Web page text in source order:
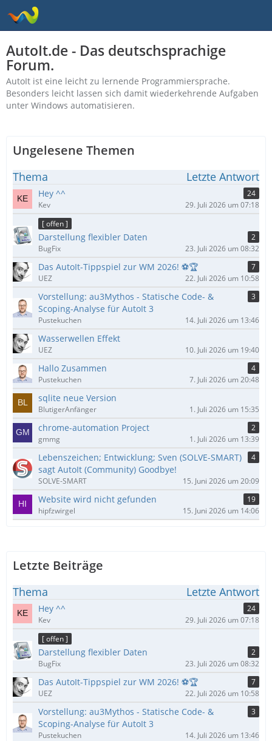
AutoIt.de - Das deutschsprachige
Forum.
AutoIt ist eine leicht zu lernende Programmiersprache.
Besonders leicht lassen sich damit wiederkehrende Aufgaben
unter Windows automatisieren.
Ungelesene Themen
Thema Letzte Antwort
Hey ^^
24
Kev
29. Juli 2026 um 07:18
[ offen ]
Darstellung flexibler Daten
2
BugFix
23. Juli 2026 um 08:32
Das AutoIt-Tippspiel zur WM 2026! ⚽🏆
7
UEZ
22. Juli 2026 um 10:58
Vorstellung: au3Mythos - Statische Code- &
Scoping-Analyse für AutoIt 3
3
Pustekuchen 14. Juli 2026 um 13:46
Wasserwellen Effekt
UEZ 10. Juli 2026 um 19:40
Hallo Zusammen
4
Pustekuchen
7. Juli 2026 um 20:48
sqlite neue Version
BlutigerAnfänger 1. Juli 2026 um 15:35
chrome-automation Project
2
gmmg
1. Juli 2026 um 13:39
Lebenszeichen; Entwicklung; Sven (SOLVE-SMART)
sagt AutoIt (Community) Goodbye!
4
SOLVE-SMART 15. Juni 2026 um 20:09
Website wird nicht gefunden
19
hipfzwirgel
15. Juni 2026 um 14:06
Letzte Beiträge
Thema Letzte Antwort
Hey ^^
24
Kev
29. Juli 2026 um 07:18
[ offen ]
Darstellung flexibler Daten
2
BugFix
23. Juli 2026 um 08:32
Das AutoIt-Tippspiel zur WM 2026! ⚽🏆
7
UEZ
22. Juli 2026 um 10:58
Vorstellung: au3Mythos - Statische Code- &
Scoping-Analyse für AutoIt 3
3
Pustekuchen 14. Juli 2026 um 13:46